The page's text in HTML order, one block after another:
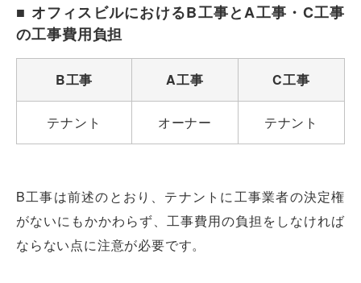
■ オフィスビルにおけるB工事とA工事・C工事
の工事費用負担
B工事 A工事 C工事
テナント オーナー テナント
B工事は前述のとおり、テナントに工事業者の決定権
がないにもかかわらず、工事費用の負担をしなければ
ならない点に注意が必要です。